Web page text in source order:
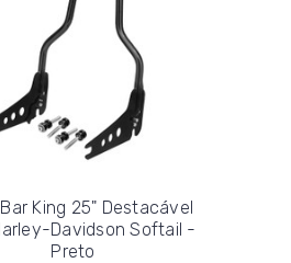
King 25" Destacável
Davidson Softail -
Preto